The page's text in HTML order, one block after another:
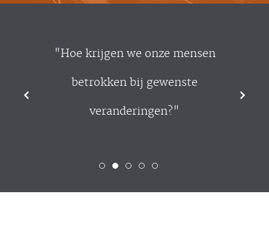
OVER BRIGHT & COMPANY
NEDERLANDS
ENGLISH
"Hoe krijgen we onze mensen
betrokken bij gewenste
veranderingen?"